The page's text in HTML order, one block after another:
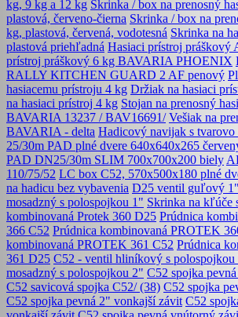
kg, 9 kg a 12 kg Skrinka / box na prenosný
plastová, červeno-čierna Skrinka / box na
kg, plastová, červená, vodotesná Skrinka na
plastová priehľadná Hasiaci prístroj práškový
prístroj práškový 6 kg BAVARIA PHOENIX
RALLY KITCHEN GUARD 2 AF penový
hasiacemu prístroju 4 kg Držiak na hasiaci
na hasiaci prístroj 4 kg Stojan na prenosný
BAVARIA 13237 / BAV16691/ Vešiak na
BAVARIA - delta Hadicový navijak s
25/30m PAD plné dvere 640x640x265
PAD DN25/30m SLIM 700x700x200 biely
110/75/52 LC box C52, 570x500x180 plné
na hadicu bez vybavenia D25 ventil guľový 1"
mosadzný s polospojkou 1" Skrinka na kľúče
kombinovaná Protek 360 D25 Prúdnica
366 C52 Prúdnica kombinovaná PROTEK
kombinovaná PROTEK 361 C52 Prúdnica
361 D25 C52 - ventil hliníkový s polospojkou
mosadzný s polospojkou 2" C52 spojka
C52 savicová spojka C52/ (38) C52 spojka
C52 spojka pevná 2" vonkajší závit C52